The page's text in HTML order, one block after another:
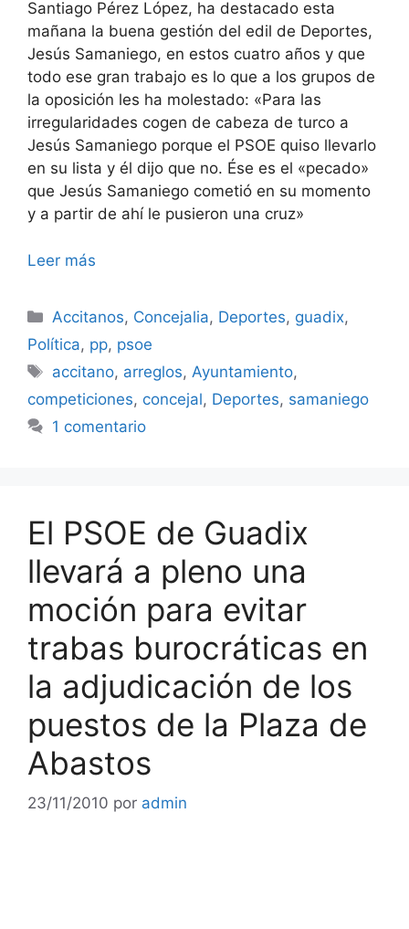
Santiago Pérez López, ha destacado esta
mañana la buena gestión del edil de Deportes,
Jesús Samaniego, en estos cuatro años y que
todo ese gran trabajo es lo que a los grupos de
la oposición les ha molestado: «Para las
irregularidades cogen de cabeza de turco a
Jesús Samaniego porque el PSOE quiso llevarlo
en su lista y él dijo que no. Ése es el «pecado»
que Jesús Samaniego cometió en su momento
y a partir de ahí le pusieron una cruz»
Leer más
Categorías
Accitanos, Concejalia, Deportes, guadix,
Política, pp, psoe
Etiquetas
accitano, arreglos, Ayuntamiento,
competiciones, concejal, Deportes, samaniego
1 comentario
El PSOE de Guadix
llevará a pleno una
moción para evitar
trabas burocráticas en
la adjudicación de los
puestos de la Plaza de
Abastos
23/11/2010 por admin